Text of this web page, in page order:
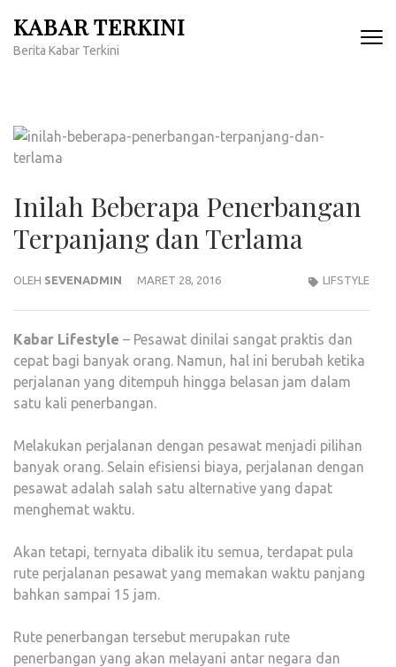
konten
KABAR TERKINI
Berita Kabar Terkini
Inilah Beberapa Penerbangan
Terpanjang dan Terlama
OLEH SEVENADMIN MARET 28, 2016 LIFSTYLE
Kabar Lifestyle – Pesawat dinilai sangat praktis dan
cepat bagi banyak orang. Namun, hal ini berubah ketika
perjalanan yang ditempuh hingga belasan jam dalam
satu kali penerbangan.
Melakukan perjalanan dengan pesawat menjadi pilihan
banyak orang. Selain efisiensi biaya, perjalanan dengan
pesawat adalah salah satu alternative yang dapat
menghemat waktu.
Akan tetapi, ternyata dibalik itu semua, terdapat pula
rute perjalanan pesawat yang memakan waktu panjang
bahkan sampai 15 jam.
Rute penerbangan tersebut merupakan rute
penerbangan yang akan melayani antar negara dan